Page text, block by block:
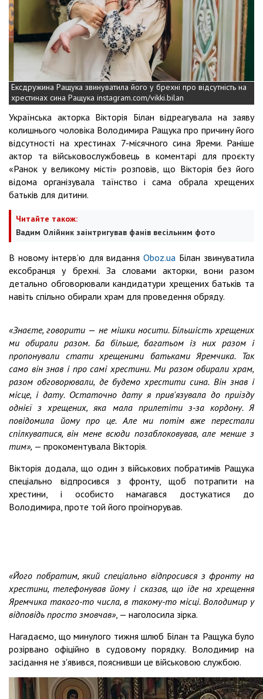
Ексдружина Ращука звинуватила його у брехні про відсутність на
хрестинах сина Ращука instagram.com/vikki.bilan
Українська акторка Вікторія Білан відреагувала на заяву
колишнього чоловіка Володимира Ращука про причину його
відсутності на хрестинах 7-місячного сина Яреми. Раніше
актор та військовослужбовець в коментарі для проєкту
«Ранок у великому місті» розповів, що Вікторія без його
відома організувала таїнство і сама обрала хрещених
батьків для дитини.
Читайте також:
Вадим Олійник заінтригував фанів весільним фото
В новому інтерв’ю для виданняOboz.ua Білан звинуватила
ексобранця у брехні. За словами акторки, вони разом
детально обговорювали кандидатури хрещених батьків та
навіть спільно обирали храм для проведення обряду.
«Знаєте, говорити — не мішки носити. Більшість хрещених
ми обирали разом. Ба більше, багатьом із них разом і
пропонували стати хрещеними батьками Яремчика. Так
само він знав і про самі хрестини. Ми разом обирали храм,
разом обговорювали, де будемо хрестити сина. Він знав і
місце, і дату. Остаточно дату я прив'язувала до приїзду
однієї з хрещених, яка мала прилетіти з-за кордону. Я
повідомила йому про це. Але ми потім вже перестали
спілкуватися, він мене всюди позаблоковував, але менше з
тим», — прокоментувала Вікторія.
Вікторія додала, що один з військових побратимів Ращука
спеціально відпросився з фронту, щоб потрапити на
хрестини, і особисто намагався достукатися до
Володимира, проте той його проігнорував.
«Його побратим, який спеціально відпросився з фронту на
хрестини, телефонував йому і сказав, що їде на хрещення
Яремчика такого-то числа, в такому-то місці. Володимир у
відповідь просто змовчав», — наголосила зірка.
Нагадаємо, що минулого тижня шлюб Білан та Ращука було
розірвано офіційно в судовому порядку. Володимир на
засідання не з'явився, пояснивши це військовою службою.